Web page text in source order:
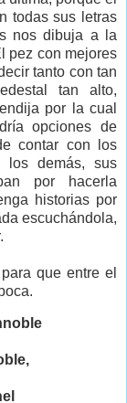
todas sus letras
nos dibuja a la
pez con mejores
tanto con tan
tan alto,
por la cual
opciones de
contar con los
los demás, sus
por hacerla
historias por
escuchándola,
que entre el